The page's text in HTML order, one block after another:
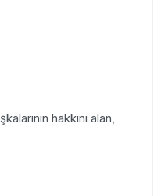
hakkını alan,